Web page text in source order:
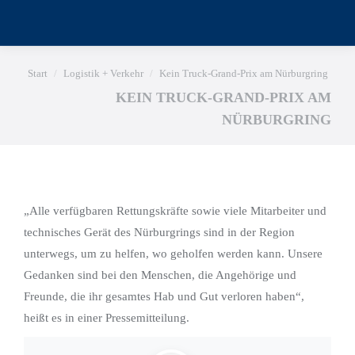
Sie befinden sich hier:
Start Logistik + Verkehr Kein Truck-Grand-Prix am Nürburgring
KEIN TRUCK-GRAND-PRIX AM
NÜRBURGRING
„Alle verfügbaren Rettungskräfte sowie viele Mitarbeiter und
technisches Gerät des Nürburgrings sind in der Region
unterwegs, um zu helfen, wo geholfen werden kann. Unsere
Gedanken sind bei den Menschen, die Angehörige und
Freunde, die ihr gesamtes Hab und Gut verloren haben“,
heißt es in einer Pressemitteilung.